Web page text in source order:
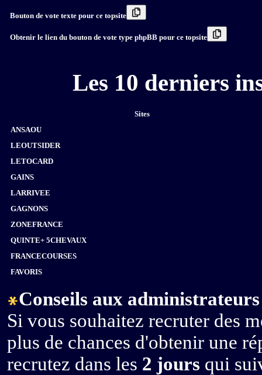
Bouton de vote texte pour ce topsite
Obtenir le lien du bouton de vote type phpBB pour ce topsite
Les 10 derniers
Sites
ANSAOU
LEOUTSIDER
LETOCARD
GAINS
LARRIVEE
GAGNONS
ZONEFRANCE
QUINTE+ 5CHEVAUX
FRANCECOURSES
FAVORIS
Conseils aux
Si vous souhaitez recruter des
plus de chances d'obtenir une
recrutez dans les 2 jours qui